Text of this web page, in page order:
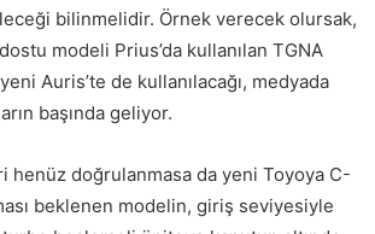
bilinmelidir. Örnek verecek olursak,
modeli Prius’da kullanılan TGNA
Auris’te de kullanılacağı, medyada
başında geliyor.
henüz doğrulanmasa da yeni Toyoya C-
beklenen modelin, giriş seviyesiyle